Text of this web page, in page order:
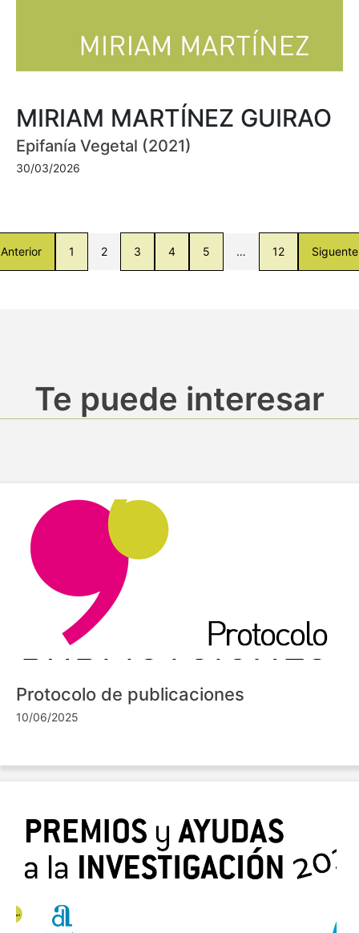
MIRIAM MARTÍNEZ GUIRAO
Epifanía Vegetal (2021)
30/03/2026
Anterior 1 2 3 4 5 … 12 Siguente
Te puede interesar
Protocolo de publicaciones
10/06/2025